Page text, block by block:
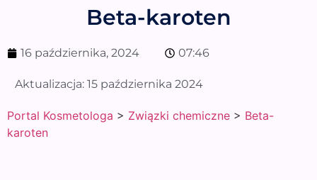
Beta-karoten
16 października, 2024 07:46
Aktualizacja: 15 października 2024
Portal Kosmetologa > Związki chemiczne > Beta-
karoten